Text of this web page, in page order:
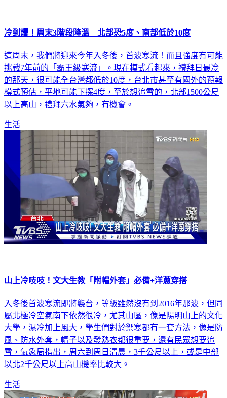
冷到爆！周末3階段降溫 北部恐5度、南部低於10度
這周末，我們將迎來今年入冬後，首波寒流！而且強度有可能
挑戰7年前的「霸王級寒流」。現在模式看起來，禮拜日最冷
的那天，很可能全台灣都低於10度，台北市甚至有國外的預報
模式預估，平地可能下探4度，至於想追雪的，北部1500公尺
以上高山，禮拜六水氣夠，有機會。
生活
山上冷吱吱！文大生教「附帽外套」必備+洋蔥穿搭
入冬後首波寒流即將襲台，等級雖然沒有到2016年那波，但同
屬北極冷空氣南下依然很冷，尤其山區，像是陽明山上的文化
大學，濕冷加上風大，學生們對於禦寒都有一套方法，像是防
風、防水外套，帽子以及發熱衣都很重要，還有民眾想要追
雪，氣象局指出，周六到周日清晨，3千公尺以上，或是中部
以北2千公尺以上高山機率比較大。
生活